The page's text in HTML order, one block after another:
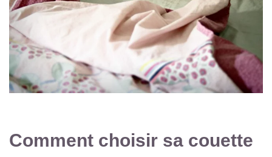
Comment choisir sa couette